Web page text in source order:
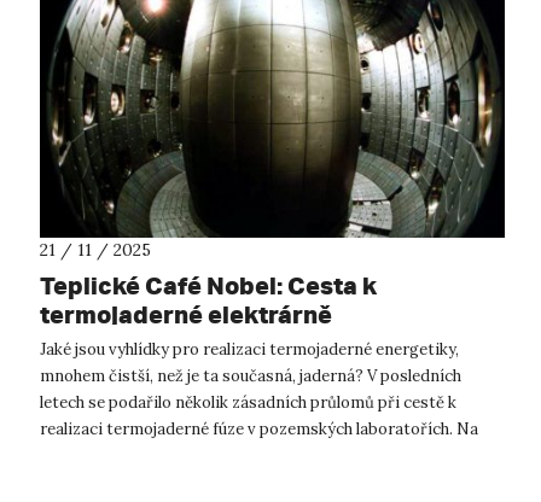
21 / 11 / 2025
Teplické Café Nobel: Cesta k
termojaderné elektrárně
Jaké jsou vyhlídky pro realizaci termojaderné energetiky,
mnohem čistší, než je ta současná, jaderná? V posledních
letech se podařilo několik zásadních průlomů při cestě k
realizaci termojaderné fúze v pozemských laboratořích. Na